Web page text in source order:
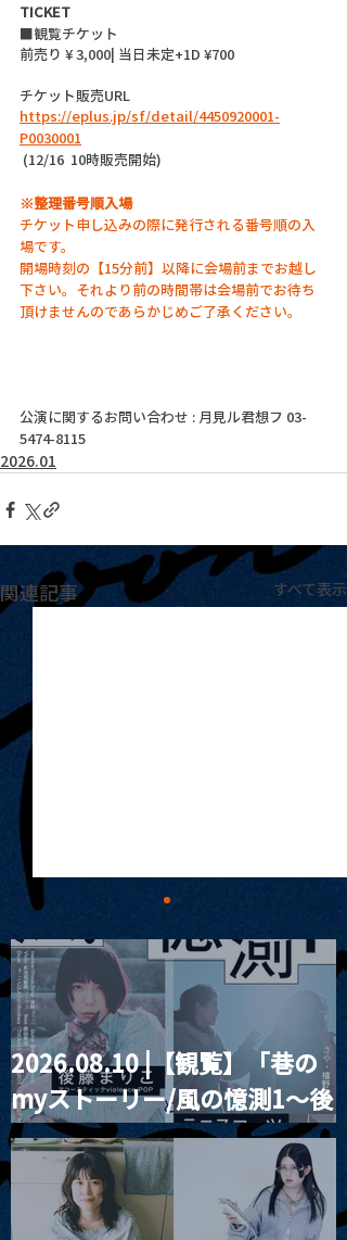
TICKET
■観覧チケット
前売り ¥ 3,000| 当日未定+1D ¥700
チケット販売URL
https://eplus.jp/sf/detail/4450920001-
P0030001
(12/16  10時販売開始)
※整理番号順入場
チケット申し込みの際に発行される番号順の入
場です。
開場時刻の【15分前】以降に会場前までお越し
下さい。それより前の時間帯は会場前でお待ち
頂けませんのであらかじめご了承ください。
公演に関するお問い合わせ : 月見ル君想フ 03-
5474-8115
2026.01
関連記事 すべて表示
2026.01.05 |【観覧】
『新春月見ル新年会-類型
伝説-』
2026.08.10 |【観覧】「巷の
myストーリー/風の憶測1～後
藤まりこアコースティック
violence POPとテニスコー
ツ」